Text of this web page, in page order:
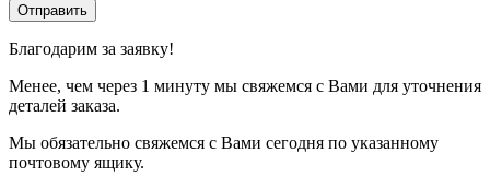
Отправить
Благодарим за заявку!
Менее, чем через 1 минуту мы свяжемся с Вами для уточнения
деталей заказа.
Мы обязательно свяжемся с Вами сегодня по указанному
почтовому ящику.